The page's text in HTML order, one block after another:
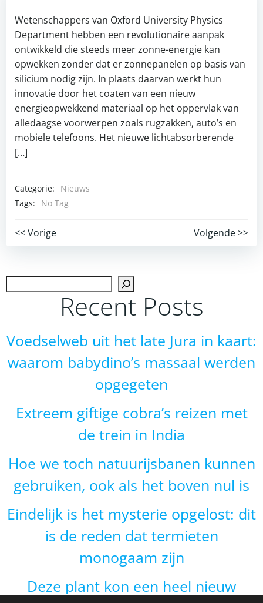
Wetenschappers van Oxford University Physics
Department hebben een revolutionaire aanpak
ontwikkeld die steeds meer zonne-energie kan
opwekken zonder dat er zonnepanelen op basis van
silicium nodig zijn. In plaats daarvan werkt hun
innovatie door het coaten van een nieuw
energieopwekkend materiaal op het oppervlak van
alledaagse voorwerpen zoals rugzakken, auto’s en
mobiele telefoons. Het nieuwe lichtabsorberende
[…]
Categorie:
Nieuws
Tags:
No Tag
Post
navigation
<< Vorige
Post
navigation
Volgende >>
Recent Posts
Voedselweb uit het late Jura in kaart:
waarom babydino’s massaal werden
opgegeten
Extreem giftige cobra’s reizen met
de trein in India
Hoe we toch natuurijsbanen kunnen
gebruiken, ook als het boven nul is
Eindelijk is het mysterie opgelost: dit
is de reden dat termieten
monogaam zijn
Deze plant kon een heel nieuw